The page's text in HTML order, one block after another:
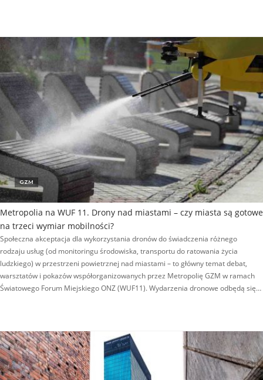
GZM
Metropolia na WUF 11. Drony nad miastami – czy miasta są gotowe
na trzeci wymiar mobilności?
Społeczna akceptacja dla wykorzystania dronów do świadczenia różnego
rodzaju usług (od monitoringu środowiska, transportu do ratowania życia
ludzkiego) w przestrzeni powietrznej nad miastami – to główny temat debat,
warsztatów i pokazów współorganizowanych przez Metropolię GZM w ramach
Światowego Forum Miejskiego ONZ (WUF11). Wydarzenia dronowe odbędą się…